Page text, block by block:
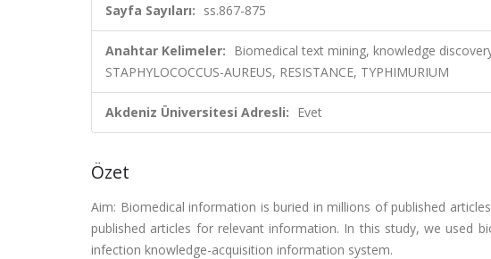
Sayfa Sayıları: ss.867-875
Anahtar Kelimeler: Biomedical text mining, knowledge
STAPHYLOCOCCUS-AUREUS, RESISTANCE, TYPHIMURIUM
Akdeniz Üniversitesi Adresli: Evet
Özet
Aim: Biomedical information is buried in millions of published
published articles for relevant information. In this study, we used
infection knowledge-acquisition information system.